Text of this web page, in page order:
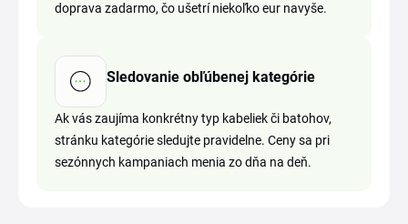
doprava zadarmo, čo ušetrí niekoľko eur navyše.
Sledovanie obľúbenej kategórie
Ak vás zaujíma konkrétny typ kabeliek či batohov,
stránku kategórie sledujte pravidelne. Ceny sa pri
sezónnych kampaniach menia zo dňa na deň.